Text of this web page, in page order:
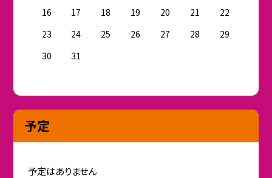
16
17 18 19 20 21
22
23
24 25 26 27 28
29
30
31
予定
予定はありません